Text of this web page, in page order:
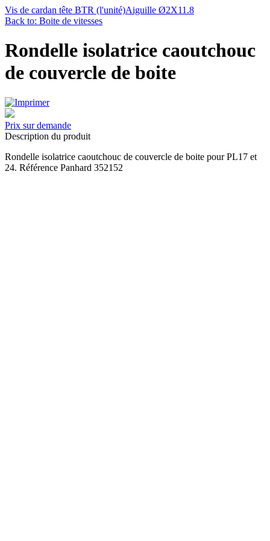
Vis de cardan tête BTR (l'unité)Aiguille Ø2X11.8
Back to: Boite de vitesses
Rondelle isolatrice caoutchouc
de couvercle de boite
Prix sur demande
Description du produit
Rondelle isolatrice caoutchouc de couvercle de boite pour PL17 et
24. Référence Panhard 352152